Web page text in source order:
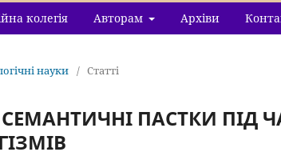
колегія Авторам Архіви
науки / Статті
ПАСТКИ ПІД